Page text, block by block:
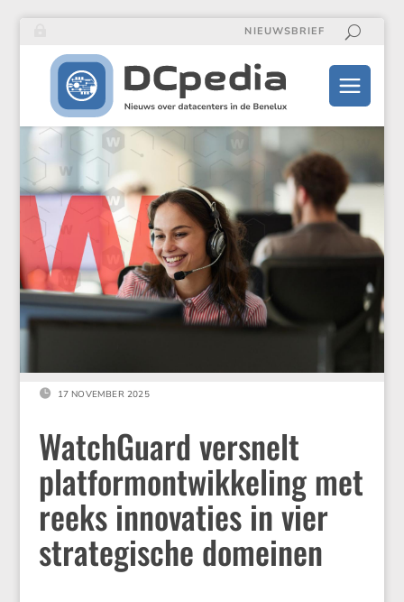
NIEUWSBRIEF
 17 NOVEMBER 2025
WatchGuard versnelt
platformontwikkeling met
reeks innovaties in vier
strategische domeinen